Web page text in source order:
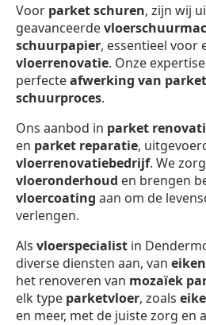
Voor parket schuren, zijn wij
geavanceerde
schuurpapier, essentieel voor
vloerrenovatie. Onze
perfecteafwerking van
schuurproces.
Ons aanbod in parket
en parket reparatie,
vloerrenovatiebedrijf. We
vloeronderhoud en brengen
vloercoating aan om de
verlengen.
Als vloerspecialist in
diverse diensten aan, van
het renoveren van mozaïek
elk type parketvloer, zoals
en meer, met de juiste zorg en